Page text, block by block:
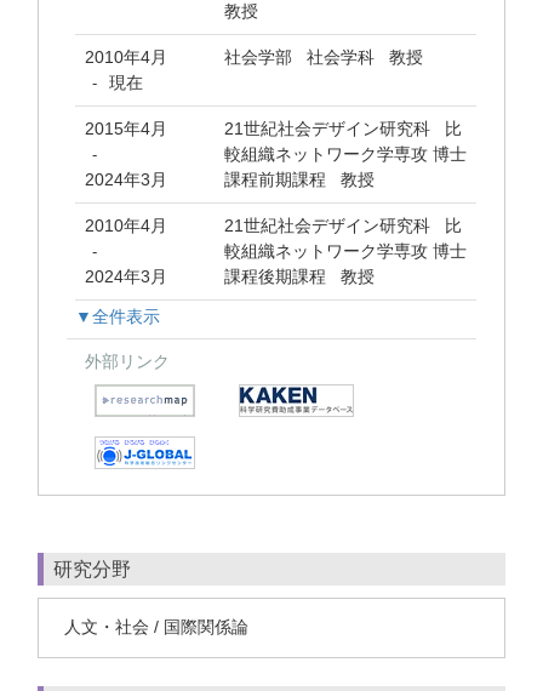
教授
2010年4月
- 現在
社会学部 社会学科 教授
2015年4月
-
2024年3月
21世紀社会デザイン研究科 比
較組織ネットワーク学専攻 博士
課程前期課程 教授
2010年4月
-
2024年3月
21世紀社会デザイン研究科 比
較組織ネットワーク学専攻 博士
課程後期課程 教授
▼全件表示
外部リンク
研究分野
人文・社会 / 国際関係論